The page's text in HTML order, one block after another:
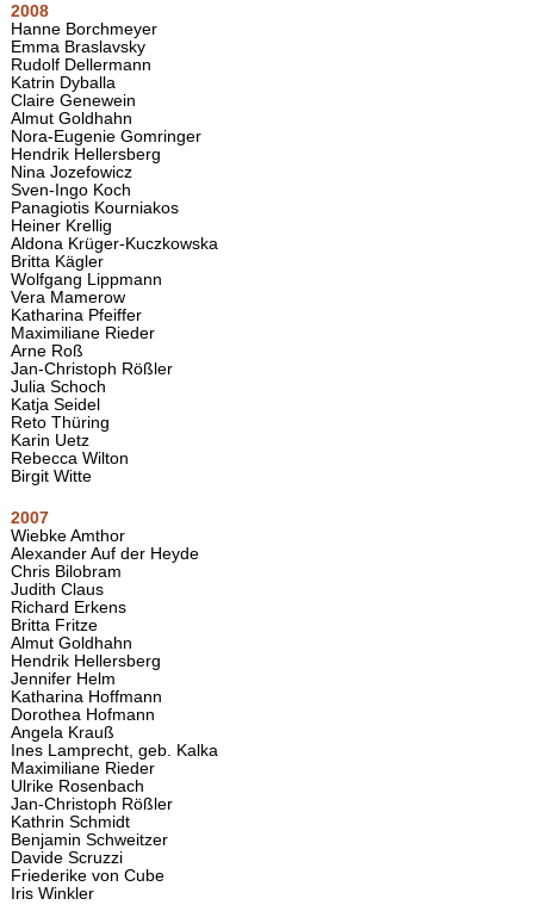
2008
Hanne Borchmeyer
Emma Braslavsky
Rudolf Dellermann
Katrin Dyballa
Claire Genewein
Almut Goldhahn
Nora-Eugenie Gomringer
Hendrik Hellersberg
Nina Jozefowicz
Sven-Ingo Koch
Panagiotis Kourniakos
Heiner Krellig
Aldona Krüger-Kuczkowska
Britta Kägler
Wolfgang Lippmann
Vera Mamerow
Katharina Pfeiffer
Maximiliane Rieder
Arne Roß
Jan-Christoph Rößler
Julia Schoch
Katja Seidel
Reto Thüring
Karin Uetz
Rebecca Wilton
Birgit Witte
2007
Wiebke Amthor
Alexander Auf der Heyde
Chris Bilobram
Judith Claus
Richard Erkens
Britta Fritze
Almut Goldhahn
Hendrik Hellersberg
Jennifer Helm
Katharina Hoffmann
Dorothea Hofmann
Angela Krauß
Ines Lamprecht, geb. Kalka
Maximiliane Rieder
Ulrike Rosenbach
Jan-Christoph Rößler
Kathrin Schmidt
Benjamin Schweitzer
Davide Scruzzi
Friederike von Cube
Iris Winkler